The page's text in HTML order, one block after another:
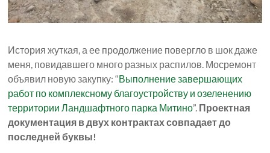
История жуткая, а ее продолжение повергло в шок даже
меня, повидавшего много разных распилов. Мосремонт
объявил новую закупку: “Выполнение завершающих
работ по комплексному благоустройству и озеленению
территории Ландшафтного парка Митино”. Проектная
документация в двух контрактах совпадает до
последней буквы!